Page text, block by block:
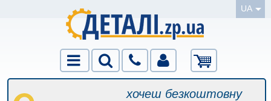
UA
хочеш безкоштовну